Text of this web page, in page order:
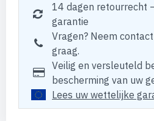
14 dagen retourrecht
garantie
Vragen? Neem
graag.
Veilig en versleuteld
bescherming van uw
Lees uw wettelijke